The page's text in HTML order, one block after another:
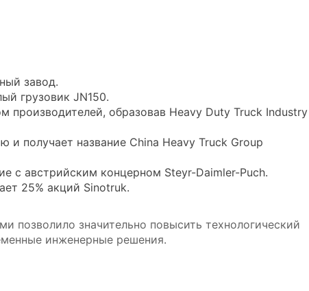
завод.
грузовик JN150.
производителей, образовав Heavy Duty Truck Industry
получает название China Heavy Truck Group
с австрийским концерном Steyr-Daimler-Puch.
25% акций Sinotruk.
позволило значительно повысить технологический
инженерные решения.